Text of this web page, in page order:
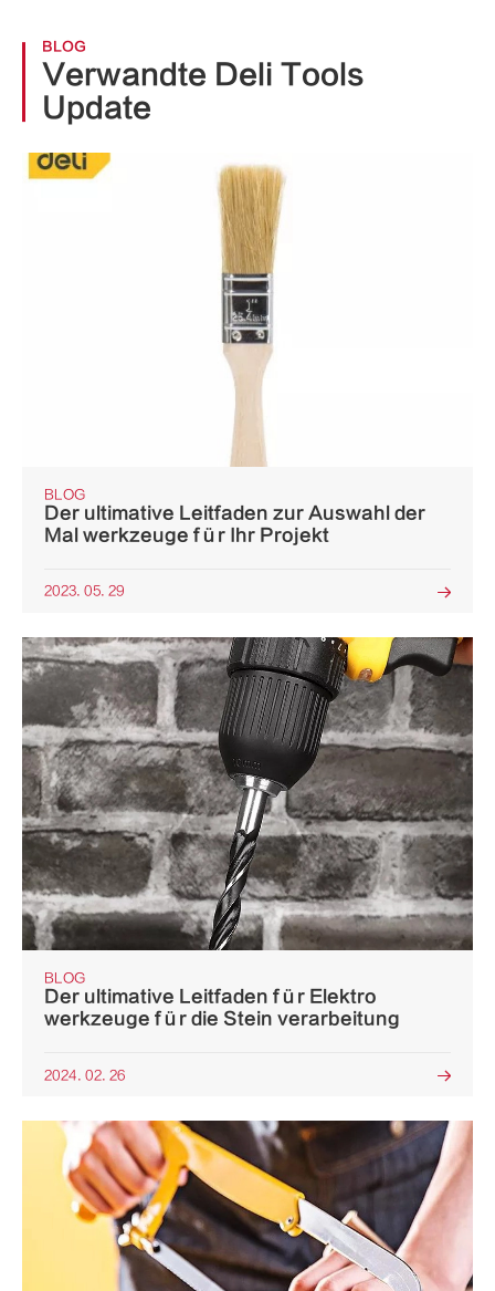
BLOG
Verwandte Deli Tools
Update
BLOG
Der ultimative Leitfaden zur Auswahl der
Mal werkzeuge für Ihr Projekt
2023. 05. 29 
BLOG
Der ultimative Leitfaden für Elektro
werkzeuge für die Stein verarbeitung
2024. 02. 26 